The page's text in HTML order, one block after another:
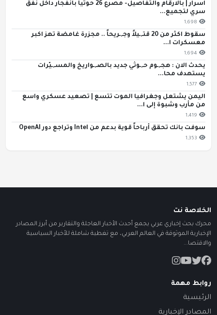
اسرار | بالارقام والتفاصيل- مصرع 26 حوثياً بانفجار داخل نفق
سري لتجميع...
1,698
سقوط اكثر من 20 قتـ,ـيلاً وجـ,ـريحاً .. مجزرة غامضة تهز اكبر
معسكرات ا...
1,694
يحدث الان : هجـ,ـوم حـ,ـوثي جديد بالصـ,ـواريخ والمسـ,ـيّرات
يستهدف محا...
1,577
اليمن يشتعل وجغرافيا الموت تتسع | تصعيد عسكري واسع
من مأرب وشبوة إلى ا...
1,419
سوفت بانك تحقق أرباحاً قوية بدعم من Intel وتراجع دور OpenAI
1,353
الخلاصة نت
محرك بحث إخباري عربي يجمع أحدث الأخبار العاجلة والتقارير من أبرز المصادر
الإخبارية الموثوقة في العالم العربي، مع تغطية شاملة للأخبار السياسية
والاقتصا...
روابط مهمة
الرئيسية
المصادر الإخبارية